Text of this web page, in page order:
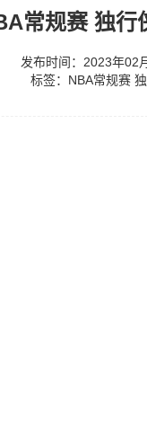
常规赛 独行
发布时间：2023年02
标签： NBA常规赛